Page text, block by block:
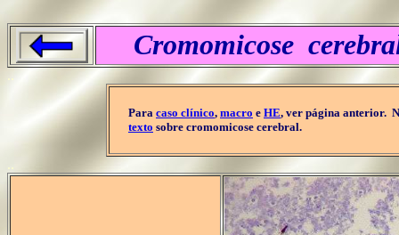
Cromomicose
..
Para caso clínico, macro e HE, ver página anterior.
texto sobre cromomicose cerebral.